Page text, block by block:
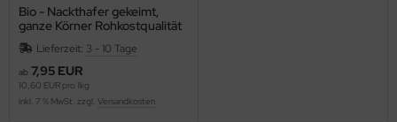
Bio - Nackthafer gekeimt,
ganze Körner Rohkostqualität
Lieferzeit: 3 - 10 Tage
ab 7,95 EUR
10,60 EUR pro 1kg
inkl. 7 % MwSt. zzgl. Versandkosten